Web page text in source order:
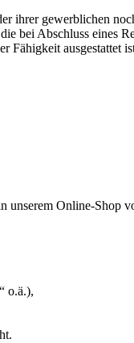
ihrer gewerblichen
bei Abschluss eines
Fähigkeit ausgestattet
Online-Shop
o.ä.),